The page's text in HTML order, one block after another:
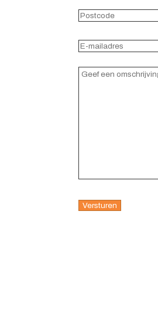
Postcode
E-
Reacties(Vereist)